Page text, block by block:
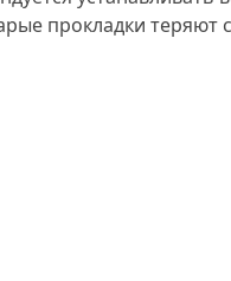
прокладки